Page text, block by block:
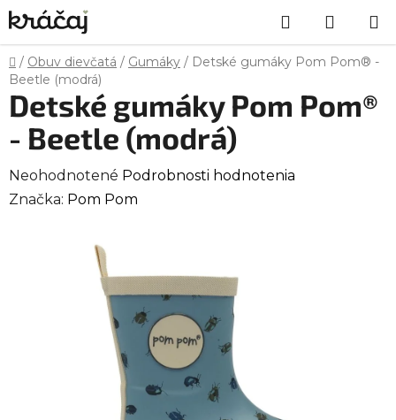
Prejsť
na
obsah
Hľadať
KOŠÍK
Domov
/ Obuv dievčatá / Gumáky / Detské gumáky Pom Pom® -
Beetle (modrá)
Detské gumáky Pom Pom®
- Beetle (modrá)
Priemerné
hodnotenie
Neohodnotené Podrobnosti hodnotenia
Značka: Pom Pom